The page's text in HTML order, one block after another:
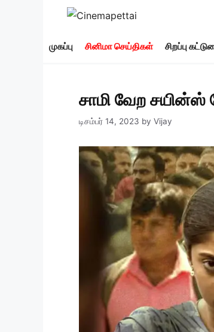
முகப்பு சினிமா செய்திகள் சிறப்பு
சாமி வேற சயின்ஸ்
டிசம்பர் 14, 2023 by Vijay